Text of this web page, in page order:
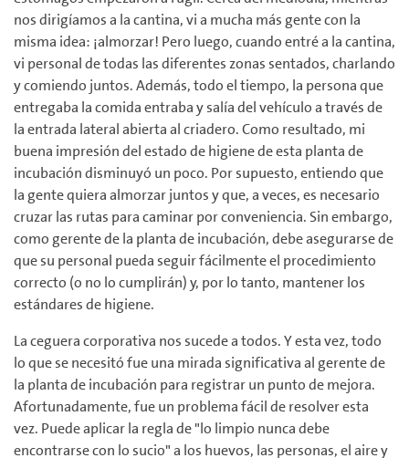
nos dirigíamos a la cantina, vi a mucha más gente con la
misma idea: ¡almorzar! Pero luego, cuando entré a la cantina,
vi personal de todas las diferentes zonas sentados, charlando
y comiendo juntos. Además, todo el tiempo, la persona que
entregaba la comida entraba y salía del vehículo a través de
la entrada lateral abierta al criadero. Como resultado, mi
buena impresión del estado de higiene de esta planta de
incubación disminuyó un poco. Por supuesto, entiendo que
la gente quiera almorzar juntos y que, a veces, es necesario
cruzar las rutas para caminar por conveniencia. Sin embargo,
como gerente de la planta de incubación, debe asegurarse de
que su personal pueda seguir fácilmente el procedimiento
correcto (o no lo cumplirán) y, por lo tanto, mantener los
estándares de higiene.
La ceguera corporativa nos sucede a todos. Y esta vez, todo
lo que se necesitó fue una mirada significativa al gerente de
la planta de incubación para registrar un punto de mejora.
Afortunadamente, fue un problema fácil de resolver esta
vez. Puede aplicar la regla de "lo limpio nunca debe
encontrarse con lo sucio" a los huevos, las personas, el aire y